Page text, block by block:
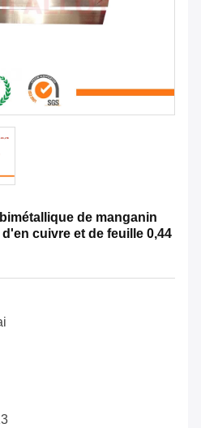
de manganin
cuivre et de feuille 0,44